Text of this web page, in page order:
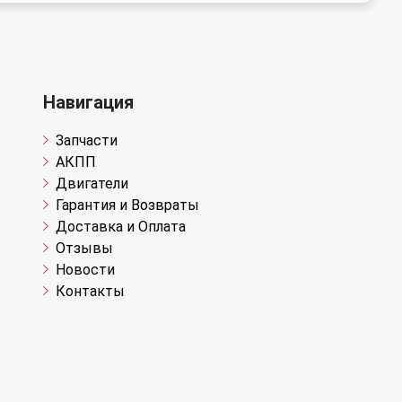
Навигация
Запчасти
АКПП
Двигатели
Гарантия и Возвраты
Доставка и Оплата
Отзывы
Новости
Контакты